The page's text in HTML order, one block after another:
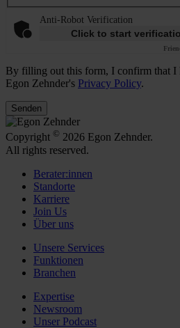
Anti-Robot Verification
Click to start
By filling out this form, I confirm that I
Egon Zehnder's Privacy Policy.
Senden
Copyright © 2026 Egon Zehnder.
All rights reserved.
Berater:innen
Standorte
Karriere
Join Us
Über uns
Unsere Services
Funktionen
Branchen
Expertise
Newsroom
Unser Podcast